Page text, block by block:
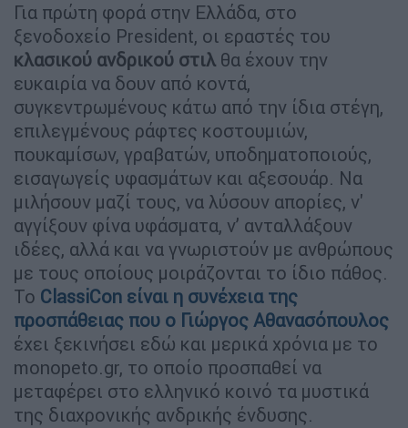
Για πρώτη φορά στην Ελλάδα, στο
ξενοδοχείο President, οι εραστές του
κλασικού ανδρικού στιλ θα έχουν την
ευκαιρία να δουν από κοντά,
συγκεντρωμένους κάτω από την ίδια στέγη,
επιλεγμένους ράφτες κοστουμιών,
πουκαμίσων, γραβατών, υποδηματοποιούς,
εισαγωγείς υφασμάτων και αξεσουάρ. Να
μιλήσουν μαζί τους, να λύσουν απορίες, ν'
αγγίξουν φίνα υφάσματα, ν’ ανταλλάξουν
ιδέες, αλλά και να γνωριστούν με ανθρώπους
με τους οποίους μοιράζονται το ίδιο πάθος.
Το ClassiCon είναι η συνέχεια της
προσπάθειας που ο Γιώργος Αθανασόπουλος
έχει ξεκινήσει εδώ και μερικά χρόνια με το
monopeto.gr, το οποίο προσπαθεί να
μεταφέρει στο ελληνικό κοινό τα μυστικά
της διαχρονικής ανδρικής ένδυσης.